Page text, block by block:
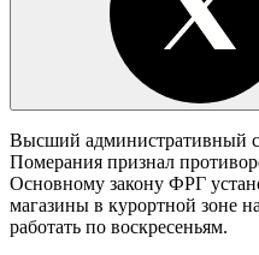
Высший административный
Померания признал
Основному закону ФРГ
магазины в курортной зоне
работать по воскресеньям.